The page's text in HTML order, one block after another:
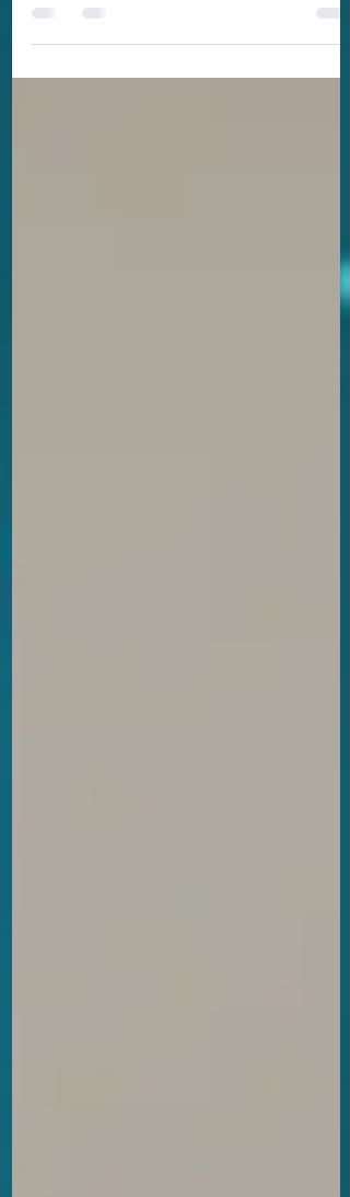
が、留学先 (アメリカ・シンシナティ) での
Cheiron-GIFTS助成後の活動...